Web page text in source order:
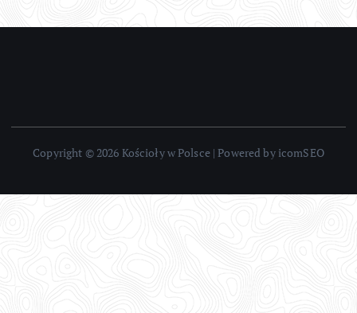
Copyright © 2026 Kościoły w Polsce | Powered by icomSEO